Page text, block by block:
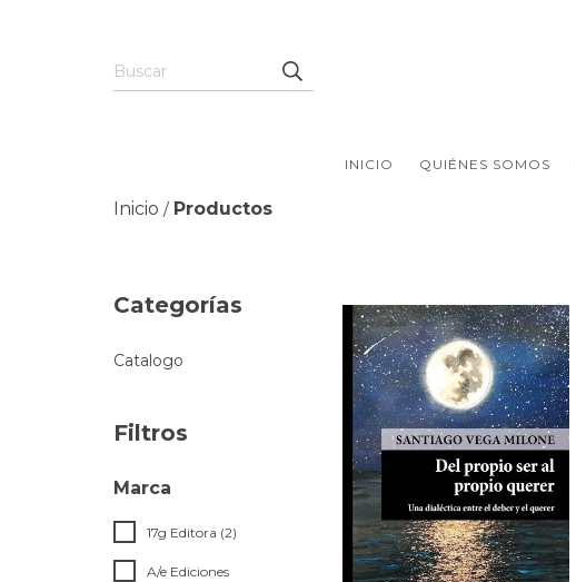
INICIO QUIÉNES SOMOS
Inicio / Productos
Categorías
Catalogo
Filtros
Marca
17g Editora (2)
A/e Ediciones